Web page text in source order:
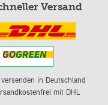
Versand
in Deutschland
mit DHL